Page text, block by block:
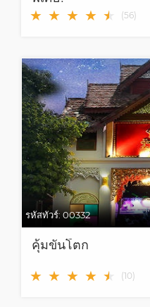
★ ★ ★ ★ ★
★ (56)
รหัสทัวร์: 00332
คุ้มขันโตก
★ ★ ★ ★ ★
★ (10)